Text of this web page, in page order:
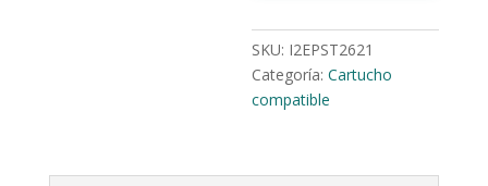
SKU: I2EPST2621
Categoría:Cartucho
compatible